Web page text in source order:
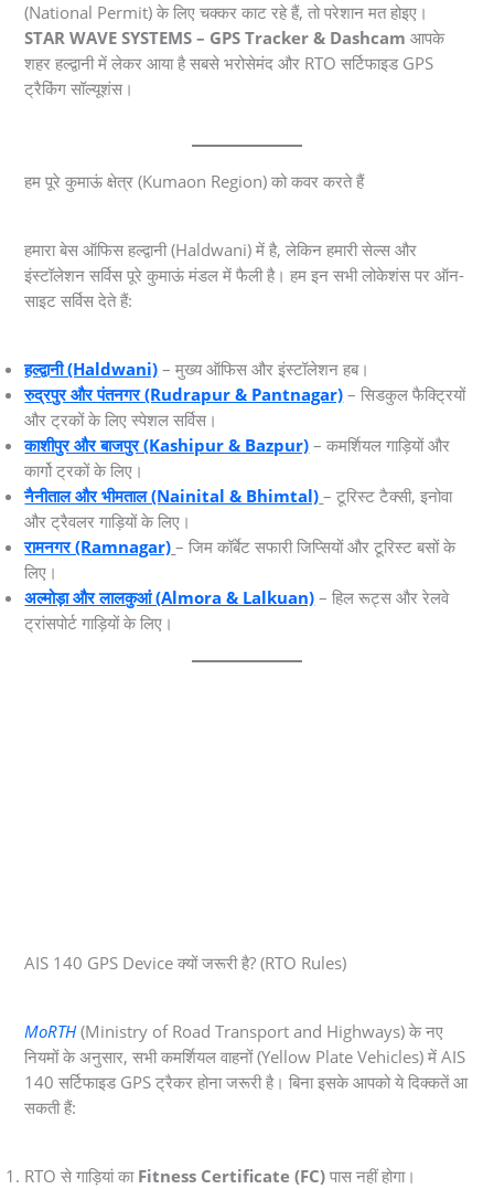
(National Permit) के लिए चक्कर काट रहे हैं, तो परेशान मत होइए।
STAR WAVE SYSTEMS – GPS Tracker & Dashcam आपके
शहर हल्द्वानी में लेकर आया है सबसे भरोसेमंद और RTO सर्टिफाइड GPS
ट्रैकिंग सॉल्यूशंस।
हम पूरे कुमाऊं क्षेत्र (Kumaon Region) को कवर करते हैं
हमारा बेस ऑफिस हल्द्वानी (Haldwani) में है, लेकिन हमारी सेल्स और
इंस्टॉलेशन सर्विस पूरे कुमाऊं मंडल में फैली है। हम इन सभी लोकेशंस पर ऑन-
साइट सर्विस देते हैं:
हल्द्वानी (Haldwani) – मुख्य ऑफिस और इंस्टॉलेशन हब।
रुद्रपुर और पंतनगर (Rudrapur & Pantnagar) – सिडकुल फैक्ट्रियों
और ट्रकों के लिए स्पेशल सर्विस।
काशीपुर और बाजपुर (Kashipur & Bazpur) – कमर्शियल गाड़ियों और
कार्गो ट्रकों के लिए।
नैनीताल और भीमताल (Nainital & Bhimtal) – टूरिस्ट टैक्सी, इनोवा
और ट्रैवलर गाड़ियों के लिए।
रामनगर (Ramnagar) – जिम कॉर्बेट सफारी जिप्सियों और टूरिस्ट बसों के
लिए।
अल्मोड़ा और लालकुआं (Almora & Lalkuan) – हिल रूट्स और रेलवे
ट्रांसपोर्ट गाड़ियों के लिए।
AIS 140 GPS Device क्यों जरूरी है? (RTO Rules)
MoRTH(Ministry of Road Transport and Highways) के नए
नियमों के अनुसार, सभी कमर्शियल वाहनों (Yellow Plate Vehicles) में AIS
140 सर्टिफाइड GPS ट्रैकर होना जरूरी है। बिना इसके आपको ये दिक्कतें आ
सकती हैं:
RTO से गाड़ियां का Fitness Certificate (FC) पास नहीं होगा।